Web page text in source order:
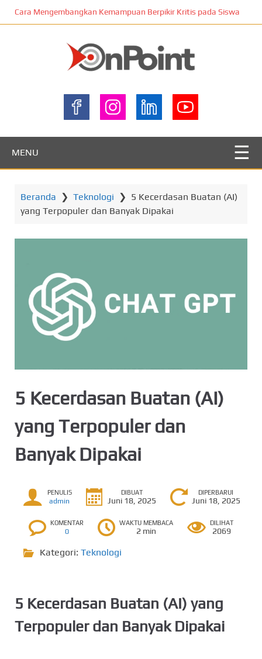
Cara Mengembangkan Kemampuan Berpikir Kritis pada Siswa
ONPOINT
MENU
Beranda ❯ Teknologi ❯ 5 Kecerdasan Buatan (AI)
yang Terpopuler dan Banyak Dipakai
5 Kecerdasan Buatan (AI)
yang Terpopuler dan
Banyak Dipakai
PENULIS
admin
DIBUAT
Juni 18, 2025
DIPERBARUI
Juni 18, 2025
KOMENTAR
0
WAKTU MEMBACA
2 min
DILIHAT
2069
Kategori: Teknologi
5 Kecerdasan Buatan (AI) yang
Terpopuler dan Banyak Dipakai